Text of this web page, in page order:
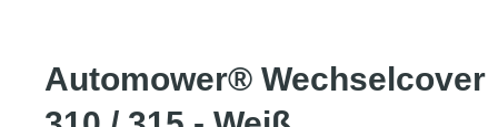
Automower® Wechselcover